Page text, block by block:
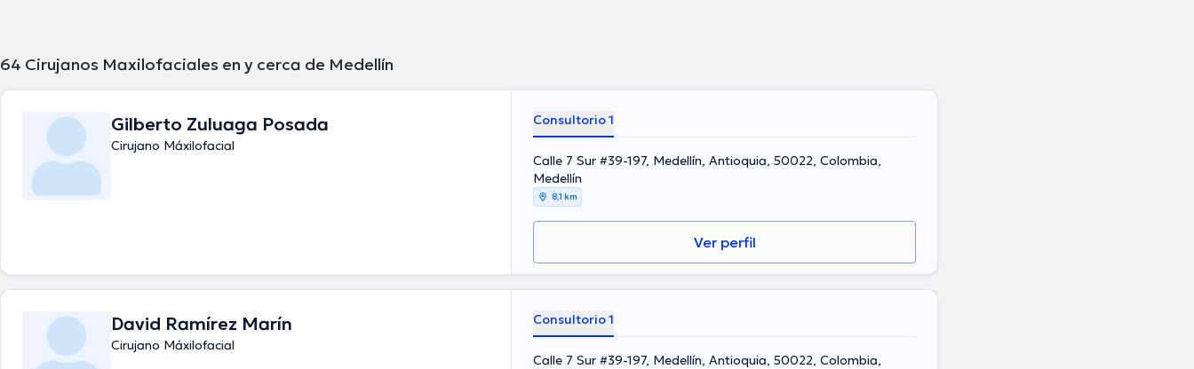
64 Cirujanos Maxilofaciales en y cerca de Medellín
Gilberto Zuluaga Posada
Cirujano Máxilofacial
Consultorio 1
Calle 7 Sur #39-197, Medellín, Antioquia, 50022, Colombia,
Medellín
8,1 km
Ver perfil
David Ramírez Marín
Cirujano Máxilofacial
Consultorio 1
Calle 7 Sur #39-197, Medellín, Antioquia, 50022, Colombia,